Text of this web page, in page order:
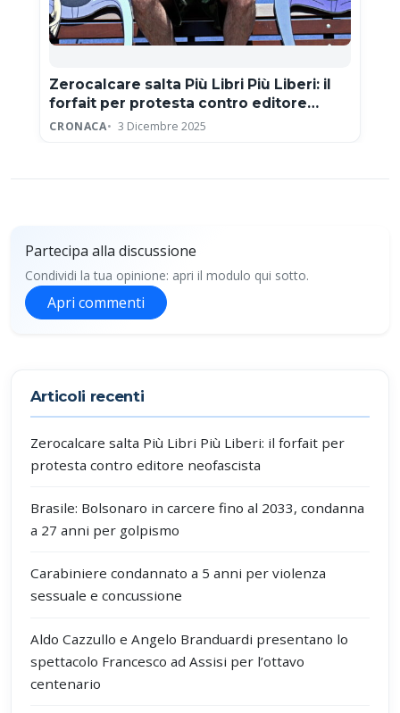
Zerocalcare salta Più Libri Più Liberi: il
forfait per protesta contro editore
neofascista
CRONACA 3 Dicembre 2025
Partecipa alla discussione
Condividi la tua opinione: apri il modulo qui sotto.
Apri commenti
Articoli recenti
Zerocalcare salta Più Libri Più Liberi: il forfait per
protesta contro editore neofascista
Brasile: Bolsonaro in carcere fino al 2033, condanna
a 27 anni per golpismo
Carabiniere condannato a 5 anni per violenza
sessuale e concussione
Aldo Cazzullo e Angelo Branduardi presentano lo
spettacolo Francesco ad Assisi per l’ottavo
centenario